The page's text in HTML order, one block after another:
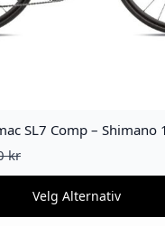
SL7 Comp – Shimano
kr
Velg Alternativ